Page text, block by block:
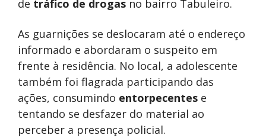
de tráfico de drogas no bairro Tabuleiro.
As guarnições se deslocaram até o endereço
informado e abordaram o suspeito em
frente à residência. No local, a adolescente
também foi flagrada participando das
ações, consumindo entorpecentes e
tentando se desfazer do material ao
perceber a presença policial.